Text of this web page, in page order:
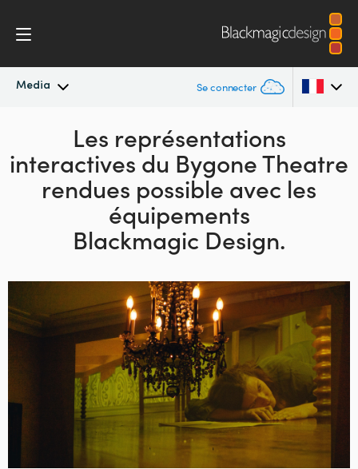
Media Se connecter
Archives de presse
Argentina
Australia
Austria
Brazil
China
Denmark
Finland
France
Les représentations
interactivesdu BygoneTheatre
rendues possible avec les
équipements
Blackmagic Design.